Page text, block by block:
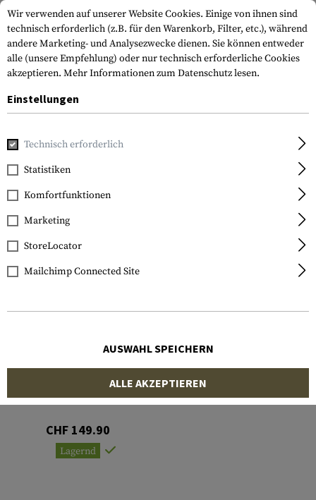
Home Outdoor & Survival
FILTER
Traverse Bug Net
CHF 149.90
Lagernd
Wir verwenden auf unserer Website Cookies. Einige von ihnen sind
technisch erforderlich (z.B. für den Warenkorb, Filter, etc.), während
andere Marketing- und Analysezwecke dienen. Sie können entweder
alle (unsere Empfehlung) oder nur technisch erforderliche Cookies
akzeptieren. Mehr Informationen zum Datenschutz lesen.
Einstellungen
Technisch erforderlich
Statistiken
Komfortfunktionen
Marketing
StoreLocator
Mailchimp Connected Site
AUSWAHL SPEICHERN
ALLE AKZEPTIEREN